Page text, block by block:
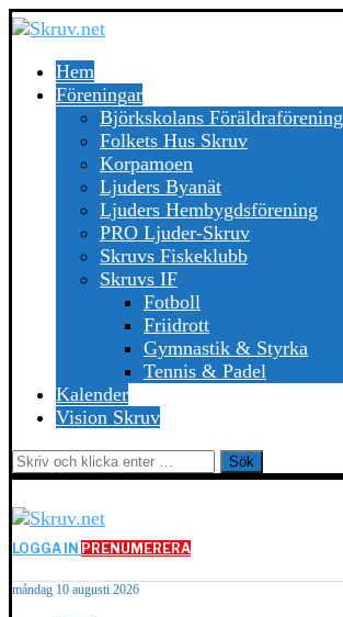
Hem
Föreningar
Björkskolans Föräldraförening
Folkets Hus Skruv
Korpamoen
Ljuders Byanät
Ljuders Hembygdsförening
PRO Ljuder-Skruv
Skruvs Fiskeklubb
Skruvs IF
Fotboll
Friidrott
Gymnastik & Styrka
Tennis & Padel
Kalender
Vision Skruv
Sök
LOGGA IN PRENUMERERA
måndag 10 augusti 2026